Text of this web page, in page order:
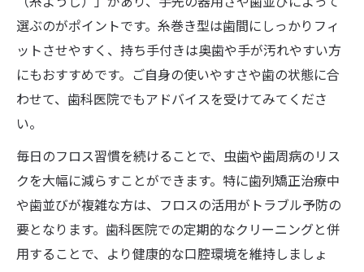
デンタルフロス初心者も安心のセルフケア手順
歯科監修のフロス初心者向け使い方手順
デンタルフロス初心者が安心できる歯科セ
ルフケア
フロスと歯科ケアで始める安心セルフケア
法
デンタルフロス初心者が失敗しない歯科流
実践術
選ぶのがポイントです。糸巻き型は歯間にしっかりフィ
ットさせやすく、持ち手付きは奥歯や手が汚れやすい方
にもおすすめです。ご自身の使いやすさや歯の状態に合
わせて、歯科医院でもアドバイスを受けてみてくださ
い。
毎日のフロス習慣を続けることで、虫歯や歯周病のリス
クを大幅に減らすことができます。特に歯列矯正治療中
や歯並びが複雑な方は、フロスの活用がトラブル予防の
要となります。歯科医院での定期的なクリーニングと併
用することで、より健康的な口腔環境を維持しましょ